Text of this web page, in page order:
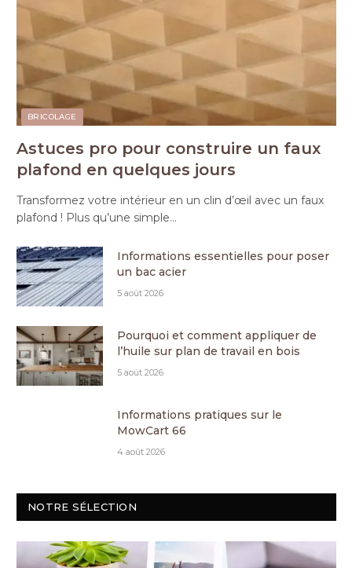
BRICOLAGE
Astuces pro pour construire un faux
plafond en quelques jours
Transformez votre intérieur en un clin d’œil avec un faux
plafond ! Plus qu’une simple…
Informations essentielles pour poser
un bac acier
5 août 2026
Pourquoi et comment appliquer de
l’huile sur plan de travail en bois
5 août 2026
Informations pratiques sur le
MowCart 66
4 août 2026
NOTRE SÉLECTION